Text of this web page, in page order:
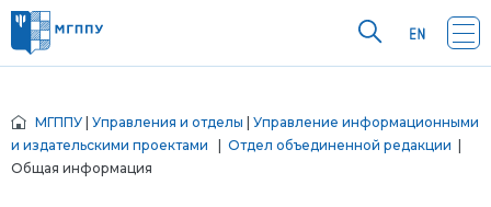
МГППУ Управления и отделы
Управление информационными
и издательскими проектами
Отдел объединенной редакции
Общая информация